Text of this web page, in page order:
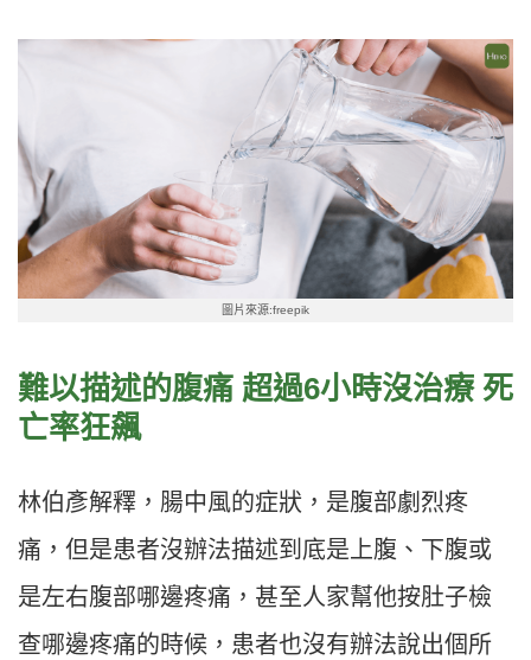
圖片來源:freepik
難以描述的腹痛 超過6小時沒治療 死
亡率狂飆
林伯彥解釋，腸中風的症狀，是腹部劇烈疼
痛，但是患者沒辦法描述到底是上腹、下腹或
是左右腹部哪邊疼痛，甚至人家幫他按肚子檢
查哪邊疼痛的時候，患者也沒有辦法說出個所